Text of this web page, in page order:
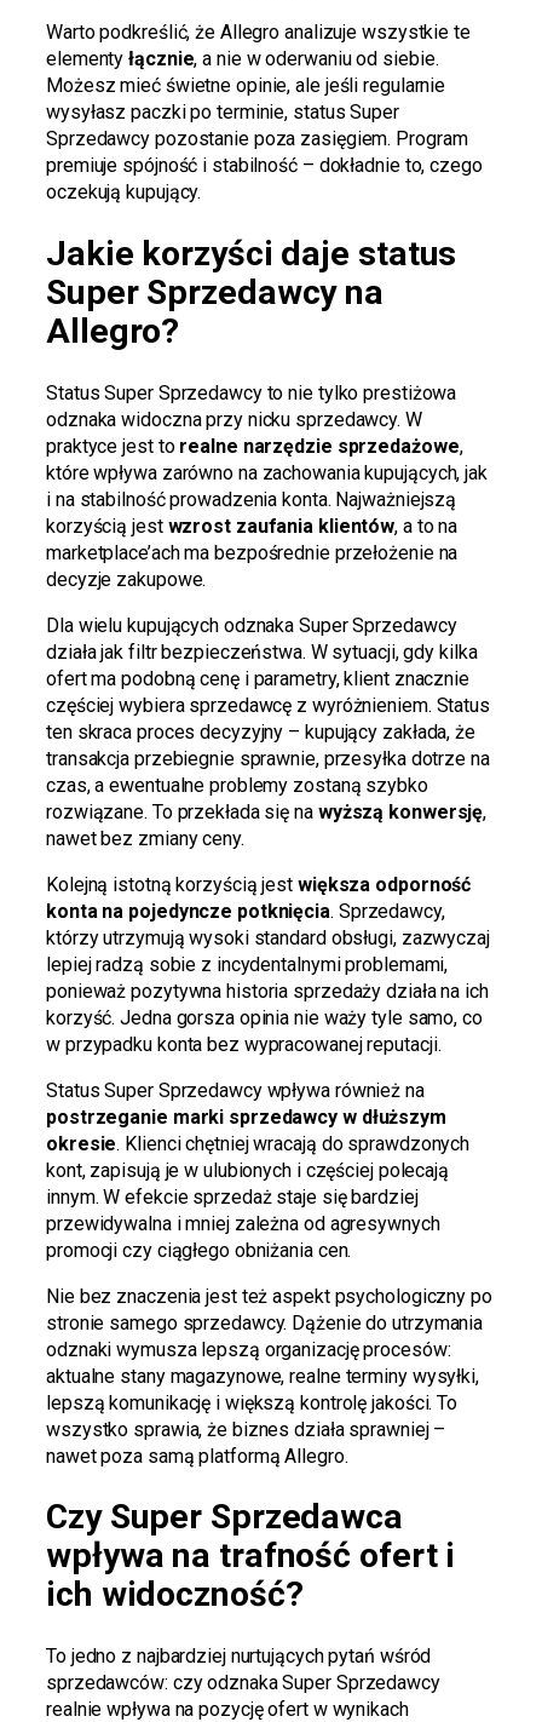
Warto podkreślić, że Allegro analizuje wszystkie te
elementyłącznie, a nie w oderwaniu od siebie.
Możesz mieć świetne opinie, ale jeśli regularnie
wysyłasz paczki po terminie, status Super
Sprzedawcy pozostanie poza zasięgiem. Program
premiuje spójność i stabilność – dokładnie to, czego
oczekują kupujący.
Jakie korzyści daje status
Super Sprzedawcy na
Allegro?
Status Super Sprzedawcy to nie tylko prestiżowa
odznaka widoczna przy nicku sprzedawcy. W
praktyce jest to realne narzędzie sprzedażowe,
które wpływa zarówno na zachowania kupujących, jak
i na stabilność prowadzenia konta. Najważniejszą
korzyścią jest wzrost zaufania klientów, a to na
marketplace’ach ma bezpośrednie przełożenie na
decyzje zakupowe.
Dla wielu kupujących odznaka Super Sprzedawcy
działa jak filtr bezpieczeństwa. W sytuacji, gdy kilka
ofert ma podobną cenę i parametry, klient znacznie
częściej wybiera sprzedawcę z wyróżnieniem. Status
ten skraca proces decyzyjny – kupujący zakłada, że
transakcja przebiegnie sprawnie, przesyłka dotrze na
czas, a ewentualne problemy zostaną szybko
rozwiązane. To przekłada się na wyższą konwersję,
nawet bez zmiany ceny.
Kolejną istotną korzyścią jest większa odporność
konta na pojedyncze potknięcia. Sprzedawcy,
którzy utrzymują wysoki standard obsługi, zazwyczaj
lepiej radzą sobie z incydentalnymi problemami,
ponieważ pozytywna historia sprzedaży działa na ich
korzyść. Jedna gorsza opinia nie waży tyle samo, co
w przypadku konta bez wypracowanej reputacji.
Status Super Sprzedawcy wpływa również na
postrzeganie marki sprzedawcy w dłuższym
okresie. Klienci chętniej wracają do sprawdzonych
kont, zapisują je w ulubionych i częściej polecają
innym. W efekcie sprzedaż staje się bardziej
przewidywalna i mniej zależna od agresywnych
promocji czy ciągłego obniżania cen.
Nie bez znaczenia jest też aspekt psychologiczny po
stronie samego sprzedawcy. Dążenie do utrzymania
odznaki wymusza lepszą organizację procesów:
aktualne stany magazynowe, realne terminy wysyłki,
lepszą komunikację i większą kontrolę jakości. To
wszystko sprawia, że biznes działa sprawniej –
nawet poza samą platformą Allegro.
Czy Super Sprzedawca
wpływa na trafność ofert i
ich widoczność?
To jedno z najbardziej nurtujących pytań wśród
sprzedawców: czy odznaka Super Sprzedawcy
realnie wpływa na pozycję ofert w wynikach